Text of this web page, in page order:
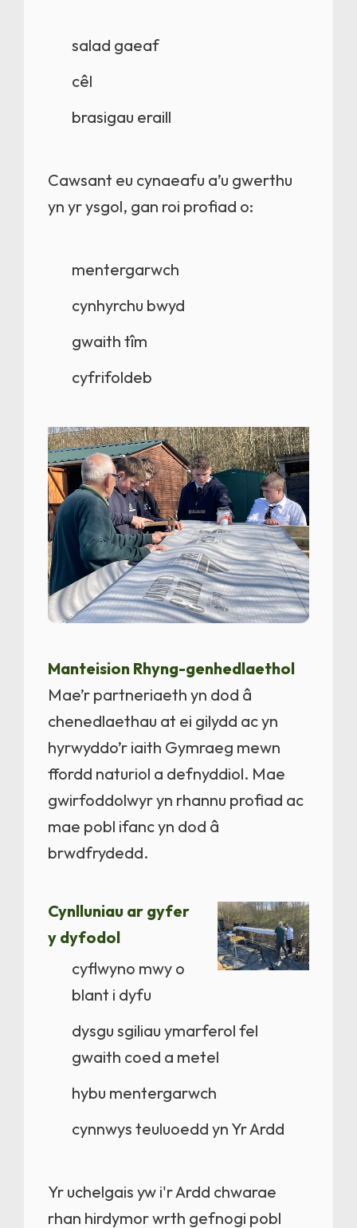
salad gaeaf
cêl
brasigau eraill
Cawsant eu cynaeafu a’u gwerthu
yn yr ysgol, gan roi profiad o:
mentergarwch
cynhyrchu bwyd
gwaith tîm
cyfrifoldeb
Manteision Rhyng-genhedlaethol
Mae’r partneriaeth yn dod â
chenedlaethau at ei gilydd ac yn
hyrwyddo’r iaith Gymraeg mewn
ffordd naturiol a defnyddiol. Mae
gwirfoddolwyr yn rhannu profiad ac
mae pobl ifanc yn dod â
brwdfrydedd.
Cynlluniau ar gyfer
y dyfodol
cyflwyno mwy o
blant i dyfu
dysgu sgiliau ymarferol fel
gwaith coed a metel
hybu mentergarwch
cynnwys teuluoedd yn Yr Ardd
Yr uchelgais yw i'r Ardd chwarae
rhan hirdymor wrth gefnogi pobl